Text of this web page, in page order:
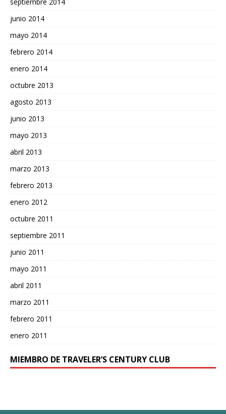
junio 2014
mayo 2014
febrero 2014
enero 2014
octubre 2013
agosto 2013
junio 2013
mayo 2013
abril 2013
marzo 2013
febrero 2013
enero 2012
octubre 2011
septiembre 2011
junio 2011
mayo 2011
abril 2011
marzo 2011
febrero 2011
enero 2011
MIEMBRO DE TRAVELER’S CENTURY CLUB